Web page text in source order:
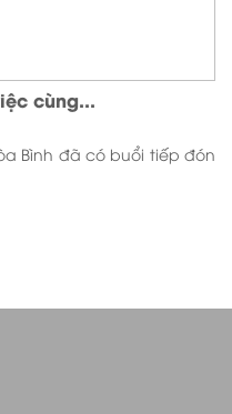
cùng...
Bình đã có buổi tiếp đón